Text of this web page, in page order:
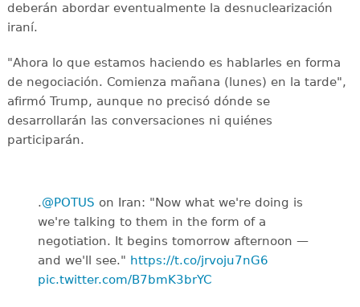
deberán abordar eventualmente la desnuclearización
iraní.
"Ahora lo que estamos haciendo es hablarles en forma
de negociación. Comienza mañana (lunes) en la tarde",
afirmó Trump, aunque no precisó dónde se
desarrollarán las conversaciones ni quiénes
participarán.
.@POTUS on Iran: "Now what we're doing is
we're talking to them in the form of a
negotiation. It begins tomorrow afternoon —
and we'll see." https://t.co/jrvoju7nG6
pic.twitter.com/B7bmK3brYC